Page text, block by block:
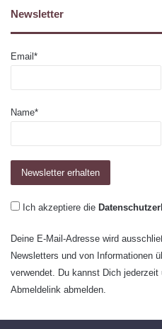
Newsletter
Email*
Name*
Ich akzeptiere die
Deine E-Mail-Adresse wird
Newsletters und von Informationen
verwendet. Du kannst Dich
Abmeldelink abmelden.